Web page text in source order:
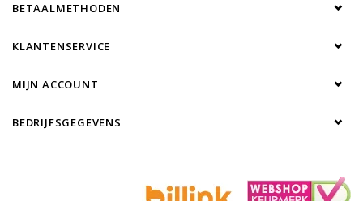
BETAALMETHODEN
KLANTENSERVICE
MIJN ACCOUNT
BEDRIJFSGEGEVENS